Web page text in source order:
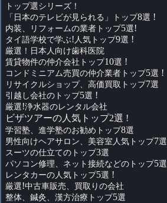
トップ選シリーズ！
「日本のテレビが見られる」トップ8選 !
内装、リフォームの業者トップ5選!
タイ語学校で学ぶ! 人気トップ9選 !
厳選！日本人向け歯科医院
賃貸物件の仲介会社トップ10選 !
コンドミニアム売買の仲介業者トップ5選 !
リサイクルショップ、高価買取トップ7選
引越し会社のトップ5選 !
厳選!浄水器のレンタル会社
ビザツアーの人気トップ2選 !
学習塾、進学塾のお勧めトップ8選
男性向けヘアサロン、美容室人気トップ7選
スーツの仕立てのトップ3選
パソコン修理、ネット接続などのトップ5選
レンタカーの人気トップ5選 !
厳選!中古車販売、買取りの会社
整体、鍼灸、漢方治療トップ5選